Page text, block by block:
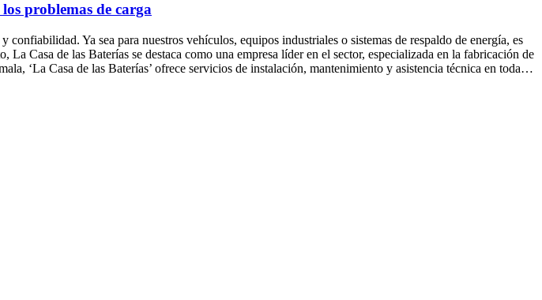
problemas de carga
Ya sea para nuestros vehículos, equipos industriales o sistemas de respaldo de energía, es
Casa de las Baterías se destaca como una empresa líder en el sector, especializada en la fabricación de
‘La Casa de las Baterías’ ofrece servicios de instalación, mantenimiento y asistencia técnica en toda…